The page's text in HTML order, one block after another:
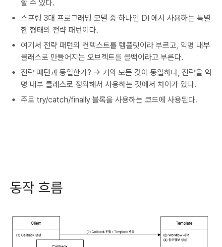
할 수 있다.
스프링 3대 프로그래밍 모델 중 하나인 DI 에서 사용하는 특별
한 형태의 전략 패턴이다.
여기서 전략 패턴의 컨텍스트를 템플릿이라 부르고, 익명 내부
클래스로 만들어지는 오브젝트를 콜백이라고 부른다.
전략 패턴과 동일한가? -> 거의 모든 것이 동일하나, 전략을 익
명 내부 클래스로 정의해서 사용하는 것에서 차이가 있다.
주로 try/catch/finally 블록을 사용하는 코드에 사용된다.
동작 흐름